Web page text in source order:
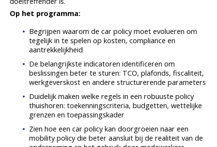
Op het programma:
Begrijpen waarom de car policy moet evolueren om
tegelijk in te spelen op kosten, compliance en
aantrekkelijkheid
De belangrijkste indicatoren identificeren om
beslissingen beter te sturen: TCO, plafonds, fiscaliteit,
werkgeverskost en andere structurerende parameters
Duidelijk maken welke regels in een robuuste policy
thuishoren: toekenningscriteria, budgetten, wettelijke
grenzen en toepassingskader
Zien hoe een car policy kan doorgroeien naar een
mobility policy die beter aansluit bij de realiteit van de